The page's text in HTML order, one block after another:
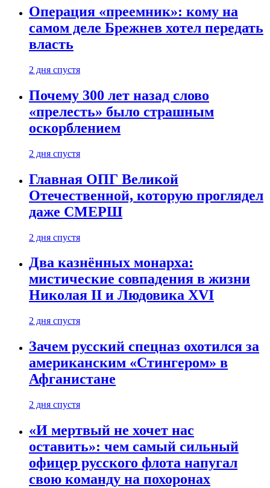
Операция «преемник»: кому на
самом деле Брежнев хотел передать
власть
2 дня спустя
Почему 300 лет назад слово
«прелесть» было страшным
оскорблением
2 дня спустя
Главная ОПГ Великой
Отечественной, которую проглядел
даже СМЕРШ
2 дня спустя
Два казнённых монарха:
мистические совпадения в жизни
Николая II и Людовика XVI
2 дня спустя
Зачем русский спецназ охотился за
американским «Стингером» в
Афганистане
2 дня спустя
«И мертвый не хочет нас
оставить»: чем самый сильный
офицер русского флота напугал
свою команду на похоронах